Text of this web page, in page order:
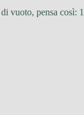
vuoto, pensa così: 1